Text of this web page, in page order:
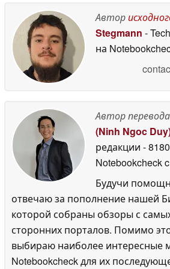
Steam18 May 2026
Capcom теперь
розыгрыше
Автор
Stegmann -
на
Автор
(Ninh Ngoc
редакции -
Notebookcheck
Будучи
отвечаю за пополнение нашей
которой собраны обзоры с
сторонних порталов. Помимо
выбираю наиболее интересные
Notebookcheck для их